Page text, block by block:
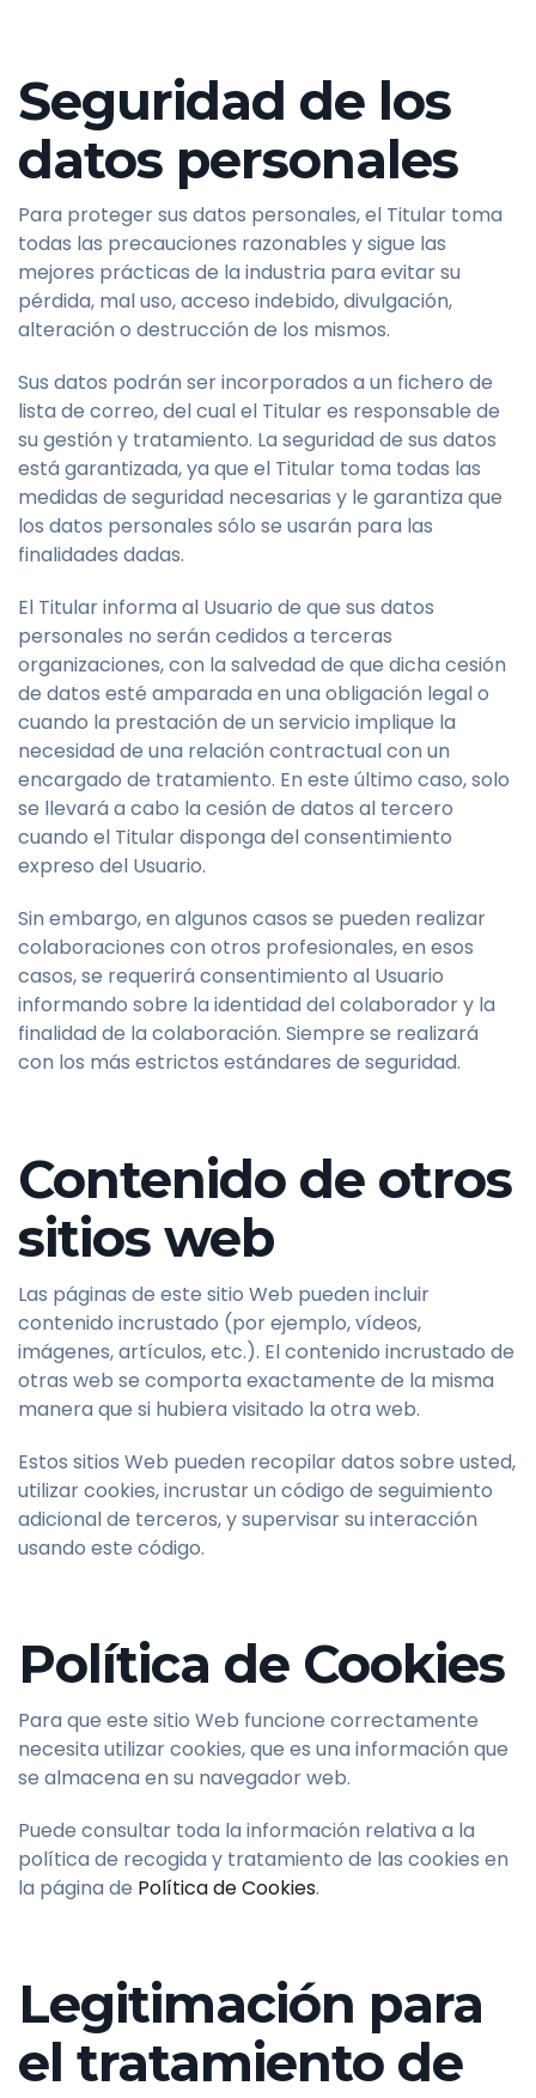
Seguridad de los
datos personales
Para proteger sus datos personales, el Titular toma
todas las precauciones razonables y sigue las
mejores prácticas de la industria para evitar su
pérdida, mal uso, acceso indebido, divulgación,
alteración o destrucción de los mismos.
Sus datos podrán ser incorporados a un fichero de
lista de correo, del cual el Titular es responsable de
su gestión y tratamiento. La seguridad de sus datos
está garantizada, ya que el Titular toma todas las
medidas de seguridad necesarias y le garantiza que
los datos personales sólo se usarán para las
finalidades dadas.
El Titular informa al Usuario de que sus datos
personales no serán cedidos a terceras
organizaciones, con la salvedad de que dicha cesión
de datos esté amparada en una obligación legal o
cuando la prestación de un servicio implique la
necesidad de una relación contractual con un
encargado de tratamiento. En este último caso, solo
se llevará a cabo la cesión de datos al tercero
cuando el Titular disponga del consentimiento
expreso del Usuario.
Sin embargo, en algunos casos se pueden realizar
colaboraciones con otros profesionales, en esos
casos, se requerirá consentimiento al Usuario
informando sobre la identidad del colaborador y la
finalidad de la colaboración. Siempre se realizará
con los más estrictos estándares de seguridad.
Contenido de otros
sitios web
Las páginas de este sitio Web pueden incluir
contenido incrustado (por ejemplo, vídeos,
imágenes, artículos, etc.). El contenido incrustado de
otras web se comporta exactamente de la misma
manera que si hubiera visitado la otra web.
Estos sitios Web pueden recopilar datos sobre usted,
utilizar cookies, incrustar un código de seguimiento
adicional de terceros, y supervisar su interacción
usando este código.
Política de Cookies
Para que este sitio Web funcione correctamente
necesita utilizar cookies, que es una información que
se almacena en su navegador web.
Puede consultar toda la información relativa a la
política de recogida y tratamiento de las cookies en
la página de Política de Cookies.
Legitimación para
el tratamiento de